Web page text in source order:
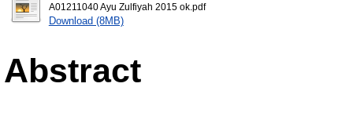
A01211040 Ayu Zulfiyah 2015 ok.pdf
Download (8MB)
Abstract